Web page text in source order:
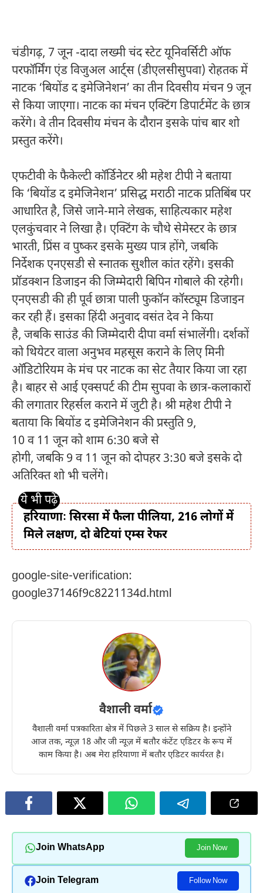
चंडीगढ़, 7 जून -दादा लख्मी चंद स्टेट यूनिवर्सिटी ऑफ
परफॉर्मिंग एंड विजुअल आर्ट्स (डीएलसीसुपवा) रोहतक में
नाटक ‘बियोंड द इमेजिनेशन’ का तीन दिवसीय मंचन 9 जून
से किया जाएगा। नाटक का मंचन एक्टिंग डिपार्टमेंट के छात्र
करेंगे। वे तीन दिवसीय मंचन के दौरान इसके पांच बार शो
प्रस्तुत करेंगे।
एफटीवी के फैकेल्टी कॉर्डिनेटर श्री महेश टीपी ने बताया
कि ‘बियोंड द इमेजिनेशन’ प्रसिद्ध मराठी नाटक प्रतिबिंब पर
आधारित है, जिसे जाने-माने लेखक, साहित्यकार महेश
एलकुंचवार ने लिखा है। एक्टिंग के चौथे सेमेस्टर के छात्र
भारती, प्रिंस व पुष्कर इसके मुख्य पात्र होंगे, जबकि
निर्देशक एनएसडी से स्नातक सुशील कांत रहेंगे। इसकी
प्रॉडक्शन डिजाइन की जिम्मेदारी बिपिन गोबाले की रहेगी।
एनएसडी की ही पूर्व छात्रा पाली फुकॉन कॉस्ट्यूम डिजाइन
कर रही हैं। इसका हिंदी अनुवाद वसंत देव ने किया
है, जबकि साउंड की जिम्मेदारी दीपा वर्मा संभालेंगी। दर्शकों
को थियेटर वाला अनुभव महसूस कराने के लिए मिनी
ऑडिटोरियम के मंच पर नाटक का सेट तैयार किया जा रहा
है। बाहर से आई एक्सपर्ट की टीम सुपवा के छात्र-कलाकारों
की लगातार रिहर्सल कराने में जुटी है। श्री महेश टीपी ने
बताया कि बियोंड द इमेजिनेशन की प्रस्तुति 9,
10 व 11 जून को शाम 6:30 बजे से
होगी, जबकि 9 व 11 जून को दोपहर 3:30 बजे इसके दो
अतिरिक्त शो भी चलेंगे।
हरियाणाः सिरसा में फैला पीलिया, 216 लोगों में
मिले लक्षण, दो बेटियां एम्स रेफर
google-site-verification:
google37146f9c8221134d.html
वैशाली वर्मा
वैशाली वर्मा पत्रकारिता क्षेत्र में पिछले 3 साल से सक्रिय है। इन्होंने
आज तक, न्यूज़ 18 और जी न्यूज़ में बतौर कंटेंट एडिटर के रूप में
काम किया है। अब मेरा हरियाणा में बतौर एडिटर कार्यरत है।
Join WhatsApp Join Now
Join Telegram Follow Now